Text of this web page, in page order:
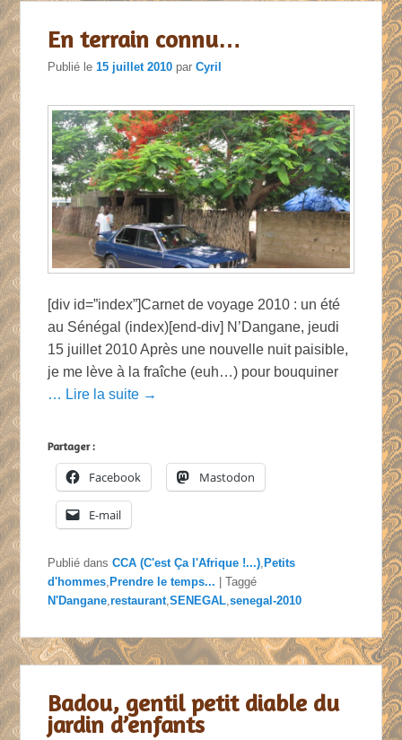
En terrain connu…
Publié le15 juillet 2010 parCyril
[div id=”index”]Carnet de voyage 2010 : un été
au Sénégal (index)[end-div] N’Dangane, jeudi
15 juillet 2010 Après une nouvelle nuit paisible,
je me lève à la fraîche (euh…) pour bouquiner
… Lire la suite →
Partager :
Facebook Mastodon
E-mail
Publié dans CCA (C'est Ça l'Afrique !...), Petits
d'hommes, Prendre le temps... |Taggé
N'Dangane,restaurant,SENEGAL,senegal-2010
Badou, gentil petit diable du
jardin d’enfants